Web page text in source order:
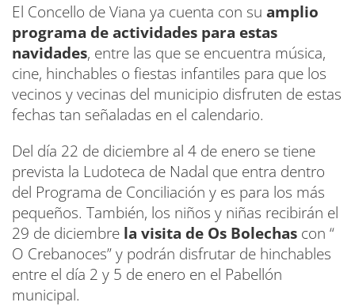
El Concello de Viana ya cuenta con su amplio
programa de actividades para estas
navidades, entre las que se encuentra música,
cine, hinchables o fiestas infantiles para que los
vecinos y vecinas del municipio disfruten de estas
fechas tan señaladas en el calendario.
Del día 22 de diciembre al 4 de enero se tiene
prevista la Ludoteca de Nadal que entra dentro
del Programa de Conciliación y es para los más
pequeños. También, los niños y niñas recibirán el
29 de diciembre la visita de Os Bolechas con “
O Crebanoces” y podrán disfrutar de hinchables
entre el día 2 y 5 de enero en el Pabellón
municipal.